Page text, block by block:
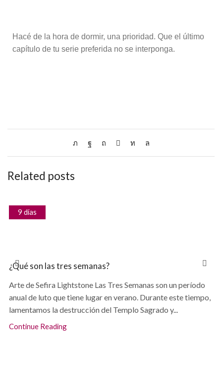
Hacé de la hora de dormir, una prioridad. Que el último
capítulo de tu serie preferida no se interponga.
Related posts
9 días
¿Qué son las tres semanas?
Arte de Sefira Lightstone Las Tres Semanas son un período
anual de luto que tiene lugar en verano. Durante este tiempo,
lamentamos la destrucción del Templo Sagrado y...
Continue Reading